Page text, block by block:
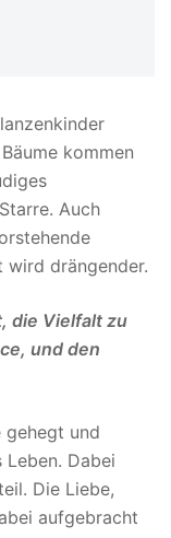
kommen
Auch
wird drängender.
die Vielfalt zu
und den
gehegt und
Dabei
Die Liebe,
aufgebracht